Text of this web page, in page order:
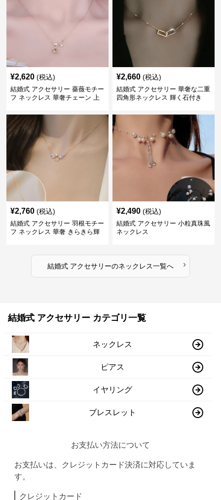
¥2,620 (税込)
結婚式 アクセサリー 薔薇モチー
フ ネックレス 華奢チェーン 上
¥2,660 (税込)
結婚式 アクセサリー 華奢な二重
四角形ネックレス 輝く石付き
¥2,760 (税込)
結婚式 アクセサリー 羽根モチー
フ ネックレス 華奢 きらきら輝
¥2,490 (税込)
結婚式 アクセサリー 小粒真珠風
ネックレス
結婚式 アクセサリーのネックレス一覧へ ›
結婚式 アクセサリー カテゴリ一覧
ネックレス
ピアス
イヤリング
ブレスレット
お支払い方法について
お支払いは、クレジットカード決済に対応していま
す。
クレジットカード